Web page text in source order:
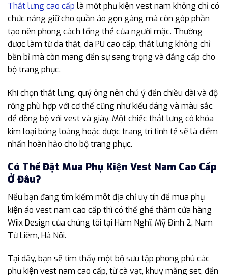
Thắt lưng cao cấp là một phụ kiện vest nam không chỉ có
chức năng giữ cho quần áo gọn gàng mà còn góp phần
tạo nên phong cách tổng thể của người mặc. Thường
được làm từ da thật, da PU cao cấp, thắt lưng không chỉ
bền bỉ mà còn mang đến sự sang trọng và đẳng cấp cho
bộ trang phục.
Khi chọn thắt lưng, quý ông nên chú ý đến chiều dài và độ
rộng phù hợp với cơ thể cũng như kiểu dáng và màu sắc
để đồng bộ với vest và giày. Một chiếc thắt lưng có khóa
kim loại bóng loáng hoặc được trang trí tinh tế sẽ là điểm
nhấn hoàn hảo cho bộ trang phục.
Có Thể Đặt Mua Phụ Kiện Vest Nam Cao Cấp
Ở Đâu?
Nếu bạn đang tìm kiếm một địa chỉ uy tín để mua phụ
kiện áo vest nam cao cấp thì có thể ghé thăm cửa hàng
Wiix Design của chúng tôi tại Hàm Nghĩ, Mỹ Đình 2, Nam
Từ Liêm, Hà Nội.
Tại đây, bạn sẽ tìm thấy một bộ sưu tập phong phú các
phụ kiện vest nam cao cấp, từ cà vạt, khuy măng set, đến